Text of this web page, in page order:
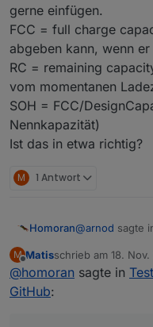
gerne einfügen.
FCC = full charge
abgeben kann, wenn
RC = remaining
vom momentanen
SOH = FCC/
Nennkapazität)
Ist das in etwa richtig?
M 1 Antwort
Homoran@arnod sagte
Perfekt.
M
Offline
Matisschrieb am 18. Nov.
zuletzt editiert von
@homoran sagte in
GitHub: